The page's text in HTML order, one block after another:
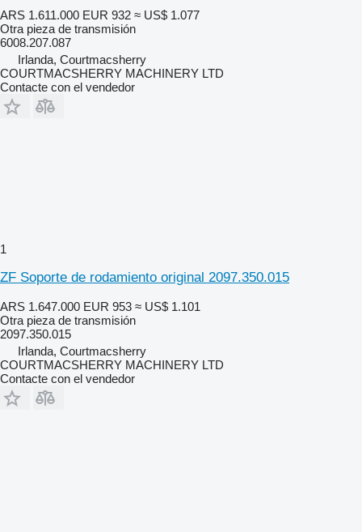
ARS 1.611.000 EUR 932 ≈ US$ 1.077
Otra pieza de transmisión
6008.207.087
Irlanda, Courtmacsherry
COURTMACSHERRY MACHINERY LTD
Contacte con el vendedor
1
ZF Soporte de rodamiento original 2097.350.015
ARS 1.647.000 EUR 953 ≈ US$ 1.101
Otra pieza de transmisión
2097.350.015
Irlanda, Courtmacsherry
COURTMACSHERRY MACHINERY LTD
Contacte con el vendedor